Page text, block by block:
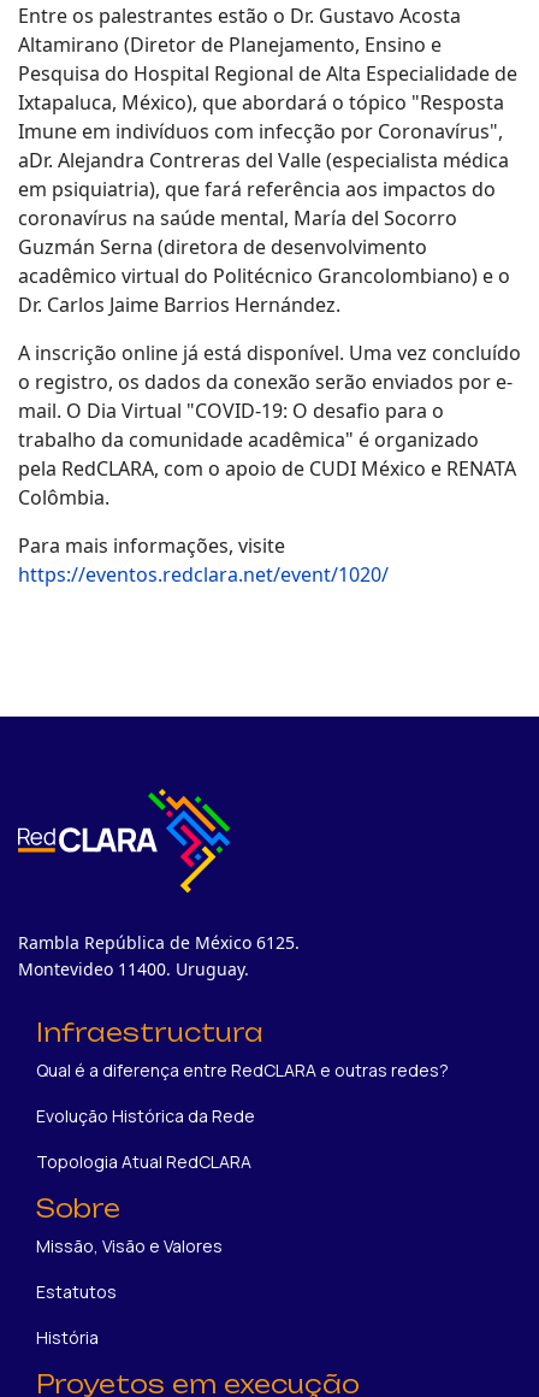
Entre os palestrantes estão o Dr. Gustavo Acosta
Altamirano (Diretor de Planejamento, Ensino e
Pesquisa do Hospital Regional de Alta Especialidade de
Ixtapaluca, México), que abordará o tópico "Resposta
Imune em indivíduos com infecção por Coronavírus",
aDr. Alejandra Contreras del Valle (especialista médica
em psiquiatria), que fará referência aos impactos do
coronavírus na saúde mental, María del Socorro
Guzmán Serna (diretora de desenvolvimento
acadêmico virtual do Politécnico Grancolombiano) e o
Dr. Carlos Jaime Barrios Hernández.
A inscrição online já está disponível. Uma vez concluído
o registro, os dados da conexão serão enviados por e-
mail. O Dia Virtual "COVID-19: O desafio para o
trabalho da comunidade acadêmica" é organizado
pela RedCLARA, com o apoio de CUDI México e RENATA
Colômbia.
Para mais informações, visite
https://eventos.redclara.net/event/1020/
Rambla República de México 6125.
Montevideo 11400. Uruguay.
Infraestructura
Qual é a diferença entre RedCLARA e outras redes?
Evolução Histórica da Rede
Topologia Atual RedCLARA
Sobre
Missão, Visão e Valores
Estatutos
História
Proyetos em execução